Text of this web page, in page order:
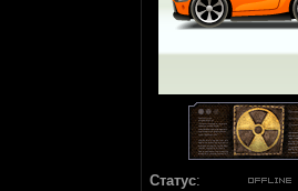
Статус: